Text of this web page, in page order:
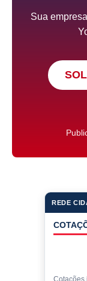
Sua
REDE
Cotações